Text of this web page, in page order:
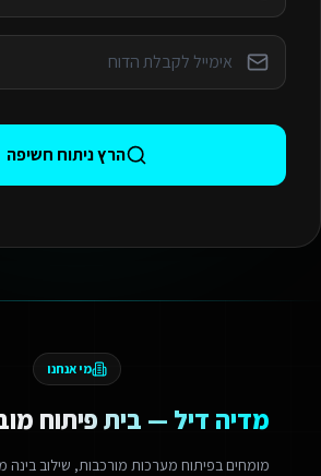
הרץ ניתוח חשיפה
מי אנחנו
מדיה דיל — בית פיתוח
מומחים בפיתוח מערכות מורכבות, שילוב בינה